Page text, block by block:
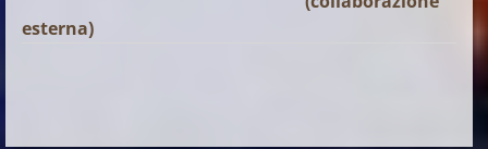
esterna)